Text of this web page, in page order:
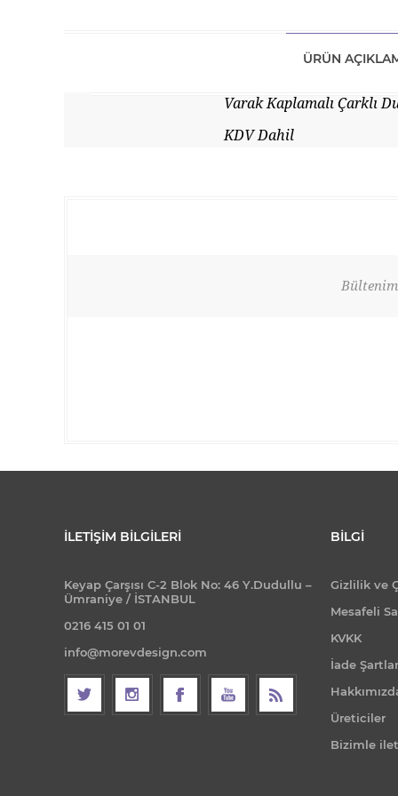
ÜRÜN
Varak Kaplamalı Çarklı
KDV Dahil
İLETIŞIM BILGILERI
Keyap Çarşısı C-2 Blok No: 46 Y.Dudullu –
Ümraniye / İSTANBUL
0216 415 01 01
info@morevdesign.com
BILGI
Gizlilik ve
Mesafeli
KVKK
İade
Üreticiler
Bizimle